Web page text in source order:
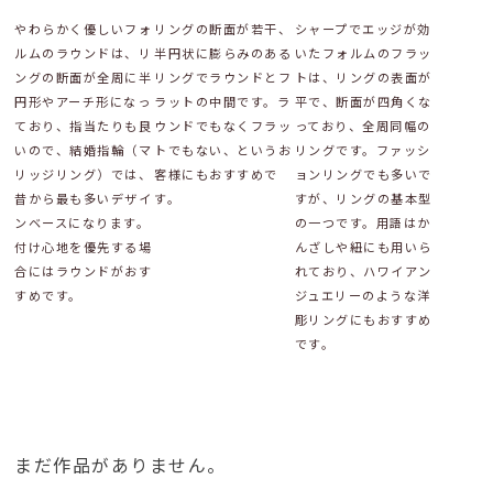
やわらかく優しいフォ
ルムのラウンドは、リ
ングの断面が全周に半
円形やアーチ形になっ
ており、指当たりも良
いので、結婚指輪（マ
リッジリング）では、
昔から最も多いデザイ
ンベースになります。
付け心地を優先する場
合にはラウンドがおす
すめです。
リングの断面が若干、
半円状に膨らみのある
リングでラウンドとフ
ラットの中間です。ラ
ウンドでもなくフラッ
トでもない、というお
客様にもおすすめで
す。
シャープでエッジが効
いたフォルムのフラッ
トは、リングの表面が
平で、断面が四角くな
っており、全周同幅の
リングです。ファッシ
ョンリングでも多いで
すが、リングの基本型
の一つです。用語はか
んざしや紐にも用いら
れており、ハワイアン
ジュエリーのような洋
彫リングにもおすすめ
です。
まだ作品がありません。